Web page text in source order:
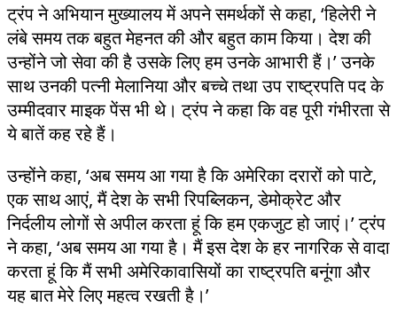
ट्रंप ने अभियान मुख्यालय में अपने समर्थकों से कहा, ‘हिलेरी ने
लंबे समय तक बहुत मेहनत की और बहुत काम किया। देश की
उन्होंने जो सेवा की है उसके लिए हम उनके आभारी हैं।’ उनके
साथ उनकी पत्नी मेलानिया और बच्चे तथा उप राष्ट्रपति पद के
उम्मीदवार माइक पेंस भी थे। ट्रंप ने कहा कि वह पूरी गंभीरता से
ये बातें कह रहे हैं।
उन्होंने कहा, ‘अब समय आ गया है कि अमेरिका दरारों को पाटे,
एक साथ आएं, मैं देश के सभी रिपब्लिकन, डेमोक्रेट और
निर्दलीय लोगों से अपील करता हूं कि हम एकजुट हो जाएं।’ ट्रंप
ने कहा, ‘अब समय आ गया है। मैं इस देश के हर नागरिक से वादा
करता हूं कि मैं सभी अमेरिकावासियों का राष्ट्रपति बनूंगा और
यह बात मेरे लिए महत्व रखती है।’